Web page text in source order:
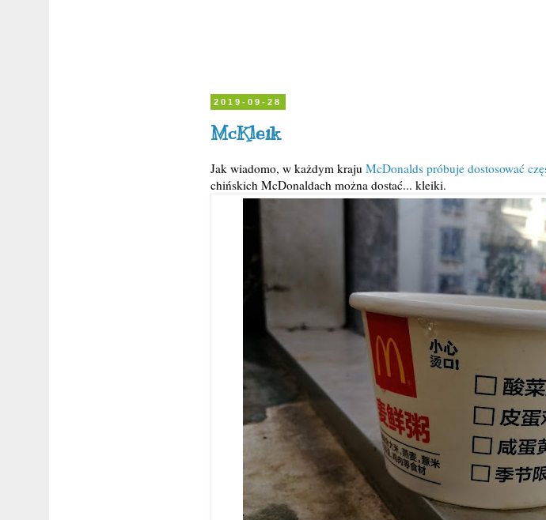
2019-09-28
McKleik
Jak wiadomo, w każdym kraju McDonalds próbuje dostosować
chińskich McDonaldach można dostać... kleiki.